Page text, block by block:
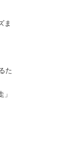
ま
た